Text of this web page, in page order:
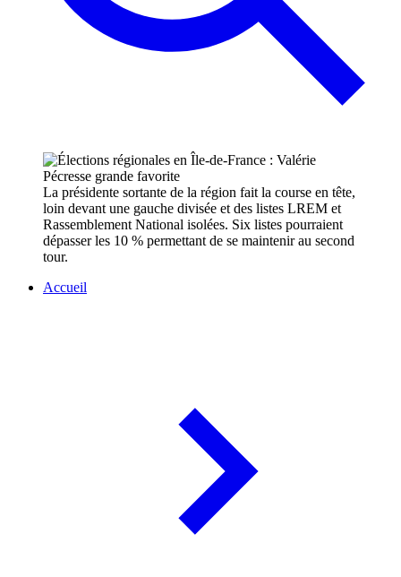
La présidente sortante de la région fait la course en tête,
loin devant une gauche divisée et des listes LREM et
Rassemblement National isolées. Six listes pourraient
dépasser les 10 % permettant de se maintenir au second
tour.
Accueil